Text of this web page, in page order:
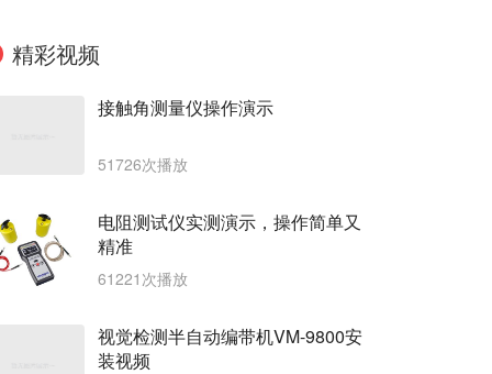
精彩视频
接触角测量仪操作演示
51726次播放
电阻测试仪实测演示，操作简单又
精准
61221次播放
视觉检测半自动编带机VM-9800安
装视频